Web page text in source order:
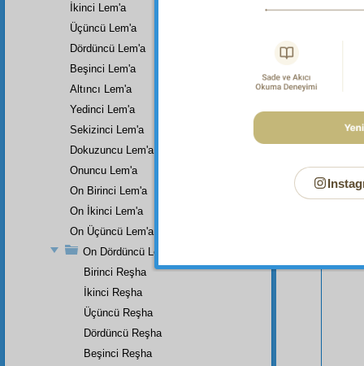
İkinci Lem'a
Üçüncü Lem'a
Dördüncü Lem'a
Beşinci Lem'a
Altıncı Lem'a
Yedinci Lem'a
Sekizinci Lem'a
Dokuzuncu Lem'a
Onuncu Lem'a
On Birinci Lem'a
On İkinci Lem'a
On Üçüncü Lem'a
On Dördüncü Lem'a
Birinci Reşha
İkinci Reşha
Üçüncü Reşha
Dördüncü Reşha
Beşinci Reşha